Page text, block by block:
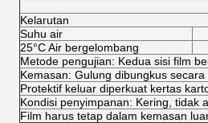
Kelarutan
Suhu air
25°C Air bergelombang
Metode pengujian: Kedua sisi film
Kemasan: Gulung dibungkus
Protektif keluar diperkuat kertas
Kondisi penyimpanan: Kering, tidak
Film harus tetap dalam kemasan